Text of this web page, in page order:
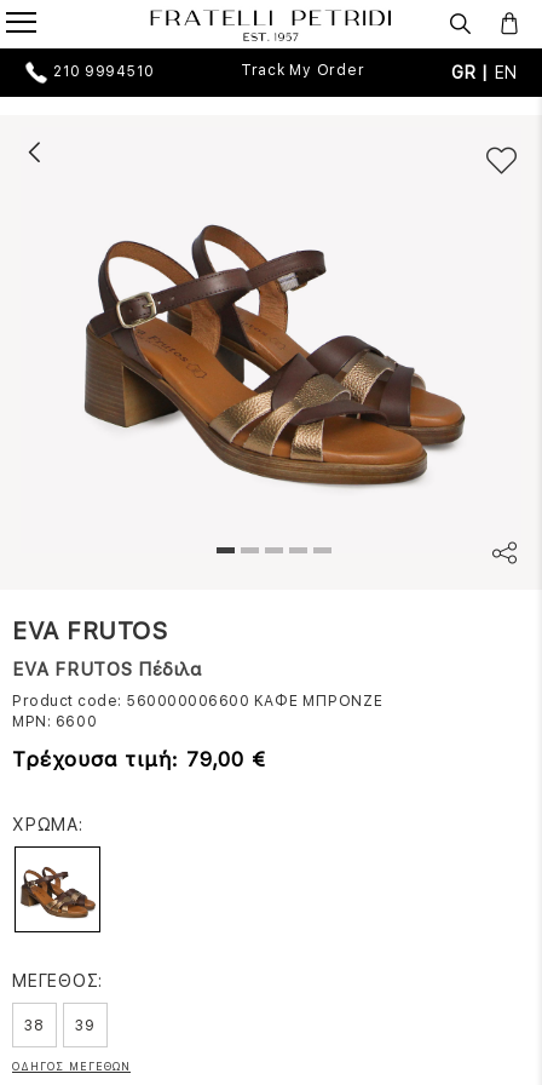
210 9994510 Track My Order GR | EN
EVA FRUTOS
EVA FRUTOS Πέδιλα
Product code: 560000006600 ΚΑΦΕ ΜΠΡΟΝΖΕ
MPN: 6600
Τρέχουσα τιμή: 79,00 €
ΧΡΩΜΑ:
ΜΕΓΕΘΟΣ:
38 39
ΟΔΗΓΟΣ ΜΕΓΕΘΩΝ